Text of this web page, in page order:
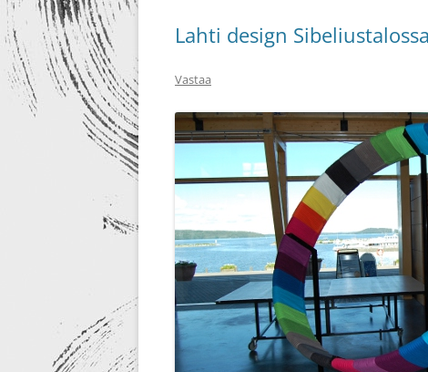
RE-DESIGN
Lahti design
Vastaa